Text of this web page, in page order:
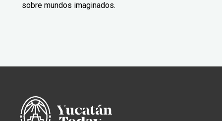
sobre mundos imaginados.